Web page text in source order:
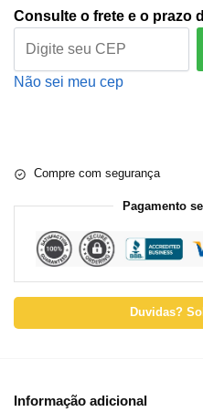
Consulte o frete e o prazo
Não sei meu cep
Compre com segurança
Pagamento
Duvidas?
Informação adicional